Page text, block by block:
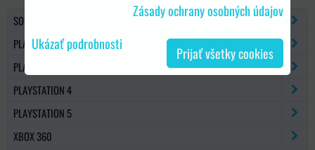
SONY PSP
PLAYSTATION 2
PLAYSTATION 3
PLAYSTATION 4
PLAYSTATION 5
XBOX 360
Zásady ochrany osobných údajov
Ukázať podrobnosti
Prijať všetky cookies